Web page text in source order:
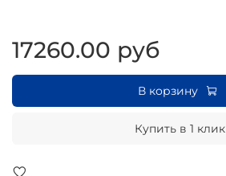
17260.00 руб
В корзину
Купить в 1 клик